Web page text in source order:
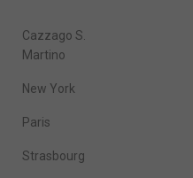
Cazzago S.
Martino
New York
Paris
Strasbourg